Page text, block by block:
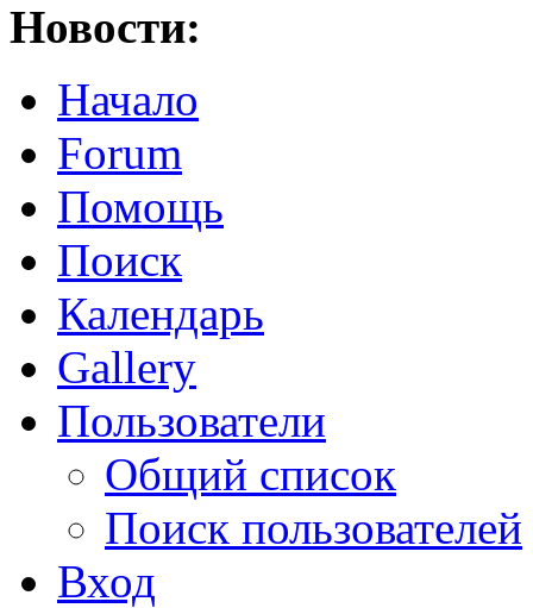
Новости:
Начало
Forum
Помощь
Поиск
Календарь
Gallery
Пользователи
Общий список
Поиск пользователей
Вход